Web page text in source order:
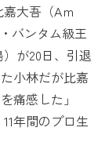
大吾（Aｍ
バンタム級王
が20日、引退
小林だが比嘉
痛感した」
年間のプロ生